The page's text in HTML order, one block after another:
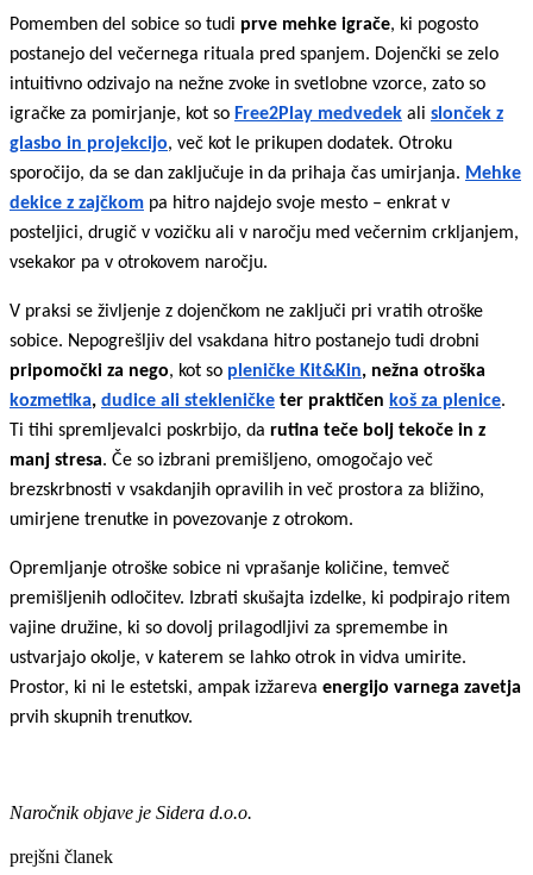
Pomemben del sobice so tudi prve mehke igrače, ki pogosto
postanejo del večernega rituala pred spanjem. Dojenčki se zelo
intuitivno odzivajo na nežne zvoke in svetlobne vzorce, zato so
igračke za pomirjanje, kot so Free2Play medvedek ali slonček z
glasbo in projekcijo, več kot le prikupen dodatek. Otroku
sporočijo, da se dan zaključuje in da prihaja čas umirjanja. Mehke
dekice z zajčkom pa hitro najdejo svoje mesto – enkrat v
posteljici, drugič v vozičku ali v naročju med večernim crkljanjem,
vsekakor pa v otrokovem naročju.
V praksi se življenje z dojenčkom ne zaključi pri vratih otroške
sobice. Nepogrešljiv del vsakdana hitro postanejo tudi drobni
pripomočki za nego, kot so pleničke Kit&Kin, nežna otroška
kozmetika, dudice ali stekleničke ter praktičen koš za plenice.
Ti tihi spremljevalci poskrbijo, da rutina teče bolj tekoče in z
manj stresa. Če so izbrani premišljeno, omogočajo več
brezskrbnosti v vsakdanjih opravilih in več prostora za bližino,
umirjene trenutke in povezovanje z otrokom.
Opremljanje otroške sobice ni vprašanje količine, temveč
premišljenih odločitev. Izbrati skušajta izdelke, ki podpirajo ritem
vajine družine, ki so dovolj prilagodljivi za spremembe in
ustvarjajo okolje, v katerem se lahko otrok in vidva umirite.
Prostor, ki ni le estetski, ampak izžareva energijo varnega zavetja
prvih skupnih trenutkov.
Naročnik objave je Sidera d.o.o.
prejšni članek